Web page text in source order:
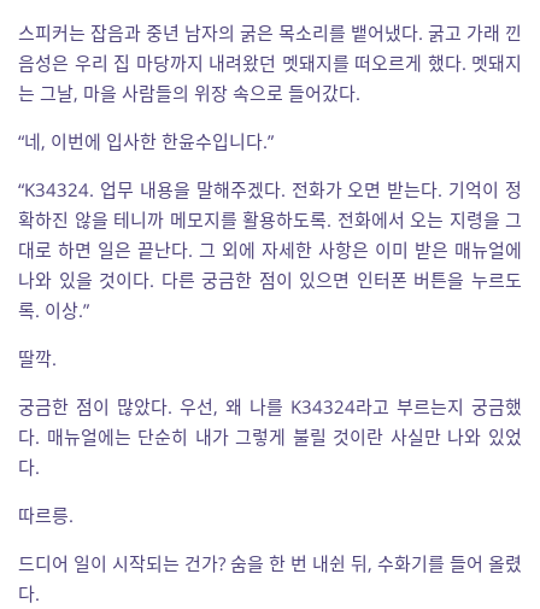
스피커는 잡음과 중년 남자의 굵은 목소리를 뱉어냈다. 굵고 가래 낀
음성은 우리 집 마당까지 내려왔던 멧돼지를 떠오르게 했다. 멧돼지
는 그날, 마을 사람들의 위장 속으로 들어갔다.
“네, 이번에 입사한 한윤수입니다.”
“K34324. 업무 내용을 말해주겠다. 전화가 오면 받는다. 기억이 정
확하진 않을 테니까 메모지를 활용하도록. 전화에서 오는 지령을 그
대로 하면 일은 끝난다. 그 외에 자세한 사항은 이미 받은 매뉴얼에
나와 있을 것이다. 다른 궁금한 점이 있으면 인터폰 버튼을 누르도
록. 이상.”
딸깍.
궁금한 점이 많았다. 우선, 왜 나를 K34324라고 부르는지 궁금했
다. 매뉴얼에는 단순히 내가 그렇게 불릴 것이란 사실만 나와 있었
다.
따르릉.
드디어 일이 시작되는 건가? 숨을 한 번 내쉰 뒤, 수화기를 들어 올렸
다.